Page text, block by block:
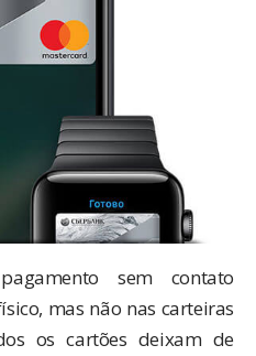
sem contato
mas não nas carteiras
os cartões deixam de